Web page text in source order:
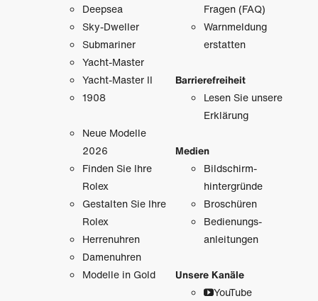
Deepsea
Sky-Dweller
Submariner
Yacht-Master
Yacht-Master II
1908
Neue Modelle
2026
Finden Sie Ihre
Rolex
Gestalten Sie Ihre
Rolex
Herrenuhren
Damenuhren
Modelle in Gold
Fragen (FAQ)
Warnmeldung
erstatten
Barrierefreiheit
Lesen Sie unsere
Erklärung
Medien
Bildschirm­
hintergründe
Broschüren
Bedienungs­
anleitungen
Unsere Kanäle
YouTube